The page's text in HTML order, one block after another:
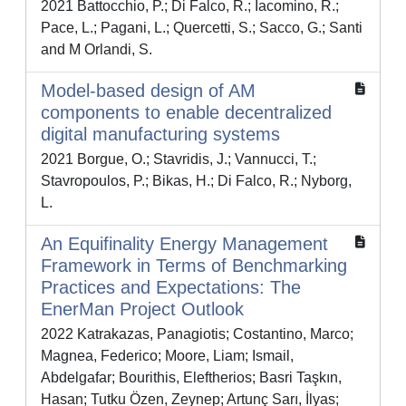
2021 Battocchio, P.; Di Falco, R.; Iacomino, R.;
Pace, L.; Pagani, L.; Quercetti, S.; Sacco, G.; Santi
and M Orlandi, S.
Model-based design of AM
components to enable decentralized
digital manufacturing systems
2021 Borgue, O.; Stavridis, J.; Vannucci, T.;
Stavropoulos, P.; Bikas, H.; Di Falco, R.; Nyborg,
L.
An Equifinality Energy Management
Framework in Terms of Benchmarking
Practices and Expectations: The
EnerMan Project Outlook
2022 Katrakazas, Panagiotis; Costantino, Marco;
Magnea, Federico; Moore, Liam; Ismail,
Abdelgafar; Bourithis, Eleftherios; Basri Taşkın,
Hasan; Tutku Özen, Zeynep; Artunç Sarı, İlyas;